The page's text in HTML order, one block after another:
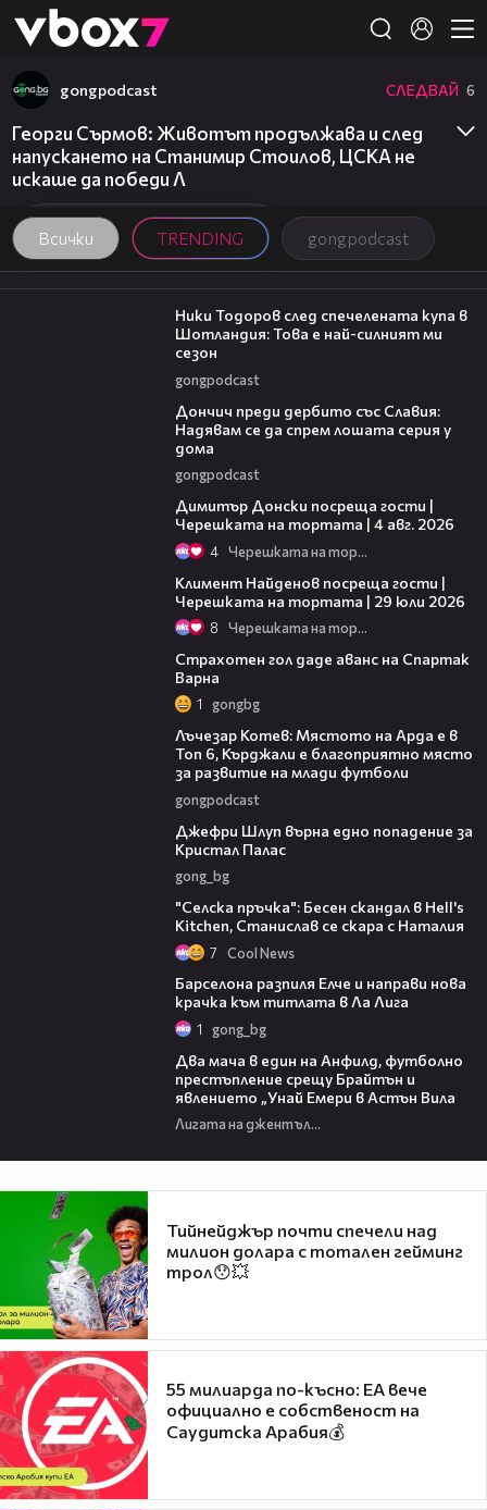
👾
Всички TRENDING gongpodcast
gongpodcast СЛЕДВАЙ 6
Георги Сърмов: Животът продължава и след
напускането на Станимир Стоилов, ЦСКА не
искаше да победи Л
17:33
Ники Тодоров след спечелената купа в
Шотландия: Това е най-силният ми
сезон
gongpodcast
Дончич преди дербито със Славия:
Надявам се да спрем лошата серия у
дома
gongpodcast
Димитър Донски посреща гости |
Черешката на тортата | 4 авг. 2026
4 Черешката на тортата
Климент Найденов посреща гости |
Черешката на тортата | 29 юли 2026
8 Черешката на тортата
Страхотен гол даде аванс на Спартак
Варна
1 gongbg
Лъчезар Котев: Мястото на Арда е в
Топ 6, Кърджали е благоприятно място
за развитие на млади футболи
gongpodcast
Джефри Шлуп върна едно попадение за
Кристал Палас
gong_bg
"Селска пръчка": Бесен скандал в Hell's
Kitchen, Станислав се скара с Наталия
7 Cool News
Барселона разпиля Елче и направи нова
крачка към титлата в Ла Лига
1 gong_bg
Два мача в един на Анфилд, футболно
престъпление срещу Брайтън и
явлението „Унай Емери в Астън Вила
Лигата на джентълмените
Тийнейджър почти спечели над
милион долара с тотален гейминг
трол😯💥
55 милиарда по-късно: EA вече
официално е собственост на
Саудитска Арабия💰